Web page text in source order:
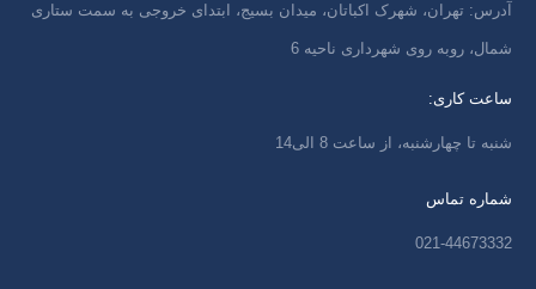
آدرس: تهران، شهرک اکباتان، میدان بسیج، ابتدای خروجی به سمت ستاری
شمال، روبه روی شهرداری ناحیه 6
ساعت کاری:
شنبه تا چهارشنبه، از ساعت 8 الی14
شماره تماس
021-44673332